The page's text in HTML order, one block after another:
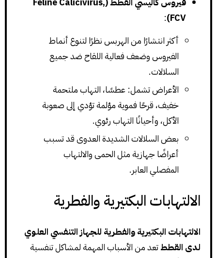
FCV)
:
أكثر انتشارًا من الهربس نظرًا لتنوع أنماط
الفيروس وضعف فعالية اللقاح ضد جميع
السلالات.
الأعراض تشمل: عطسًا، التهاب ملتحمة
خفيف، قرحًا فموية مؤلمة تؤدي إلى صعوبة
الأكل، وأحيانًا التهاب رئوي.
بعض السلالات الشديدة العدوى قد تسبب
أعراضًا جهازية مثل الحمى والالتهاب
المفصلي العابر.
الالتهابات البكتيرية والفطرية
الالتهابات البكتيرية والفطرية للجهاز التنفسي العلوي
لدى القططتعد من الأسباب المهمة لمشاكل تنفسية